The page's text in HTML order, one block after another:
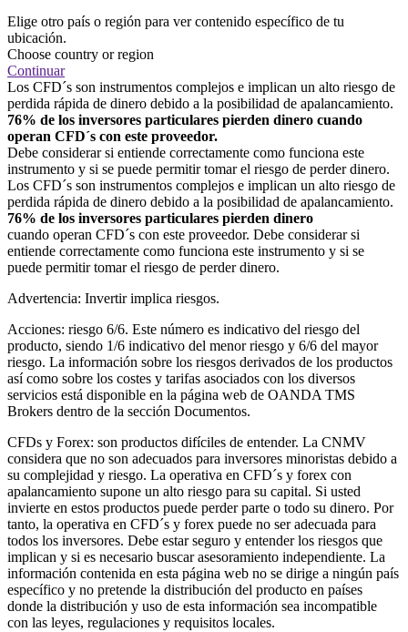
Elige otro país o región para ver contenido específico de tu
ubicación.
Choose country or region
Continuar
Los CFD´s son instrumentos complejos e implican un alto riesgo de
perdida rápida de dinero debido a la posibilidad de apalancamiento.
76% de los inversores particulares pierden dinero cuando
operan CFD´s con este proveedor.
Debe considerar si entiende correctamente como funciona este
instrumento y si se puede permitir tomar el riesgo de perder dinero.
Los CFD´s son instrumentos complejos e implican un alto riesgo de
perdida rápida de dinero debido a la posibilidad de apalancamiento.
76% de los inversores particulares pierden dinero
cuando operan CFD´s con este proveedor. Debe considerar si
entiende correctamente como funciona este instrumento y si se
puede permitir tomar el riesgo de perder dinero.
Advertencia: Invertir implica riesgos.
Acciones: riesgo 6/6. Este número es indicativo del riesgo del
producto, siendo 1/6 indicativo del menor riesgo y 6/6 del mayor
riesgo. La información sobre los riesgos derivados de los productos
así como sobre los costes y tarifas asociados con los diversos
servicios está disponible en la página web de OANDA TMS
Brokers dentro de la sección Documentos.
CFDs y Forex: son productos difíciles de entender. La CNMV
considera que no son adecuados para inversores minoristas debido a
su complejidad y riesgo. La operativa en CFD´s y forex con
apalancamiento supone un alto riesgo para su capital. Si usted
invierte en estos productos puede perder parte o todo su dinero. Por
tanto, la operativa en CFD´s y forex puede no ser adecuada para
todos los inversores. Debe estar seguro y entender los riesgos que
implican y si es necesario buscar asesoramiento independiente. La
información contenida en esta página web no se dirige a ningún país
específico y no pretende la distribución del producto en países
donde la distribución y uso de esta información sea incompatible
con las leyes, regulaciones y requisitos locales.